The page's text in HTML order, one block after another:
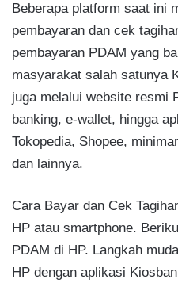
Beberapa platform saat ini
pembayaran dan cek
pembayaran PDAM yang
masyarakat salah satunya
juga melalui website resmi
banking, e-wallet, hingga
Tokopedia, Shopee,
dan lainnya.
Cara Bayar dan Cek
HP atau smartphone.
PDAM di HP. Langkah
HP dengan aplikasi